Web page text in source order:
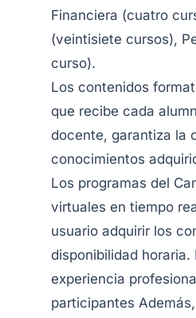
Financiera (cuatro
(veintisiete cursos),
curso).
Los contenidos
que recibe cada
docente, garantiza la
conocimientos
Los programas del
virtuales en tiempo
usuario adquirir los
disponibilidad
experiencia
participantes